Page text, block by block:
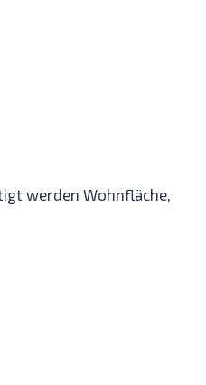
werden Wohnfläche,